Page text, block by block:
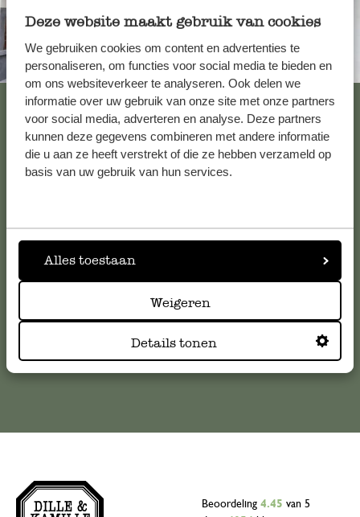
Deze website maakt gebruik van cookies
We gebruiken cookies om content en advertenties te
personaliseren, om functies voor social media te bieden en
om ons websiteverkeer te analyseren. Ook delen we
informatie over uw gebruik van onze site met onze partners
voor social media, adverteren en analyse. Deze partners
kunnen deze gegevens combineren met andere informatie
die u aan ze heeft verstrekt of die ze hebben verzameld op
basis van uw gebruik van hun services.
Alles toestaan
Weigeren
Details tonen
Altijd in de buurt
Bekijk alle 62 winkels
Klantenservice
klantenservice. Of bekijk hier het antwoord op de
klantenservice@dille-kamille.com
Online Klantenservice
Beoordeling 4.45 van 5